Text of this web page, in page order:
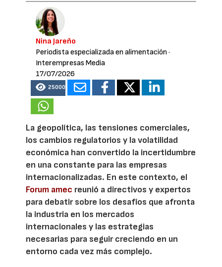
Nina Jareño
Periodista especializada en alimentación ·
Interempresas Media
17/07/2026
25000
La geopolítica, las tensiones comerciales,
los cambios regulatorios y la volatilidad
económica han convertido la incertidumbre
en una constante para las empresas
internacionalizadas. En este contexto, el
Forum amec reunió a directivos y expertos
para debatir sobre los desafíos que afronta
la industria en los mercados
internacionales y las estrategias
necesarias para seguir creciendo en un
entorno cada vez más complejo.